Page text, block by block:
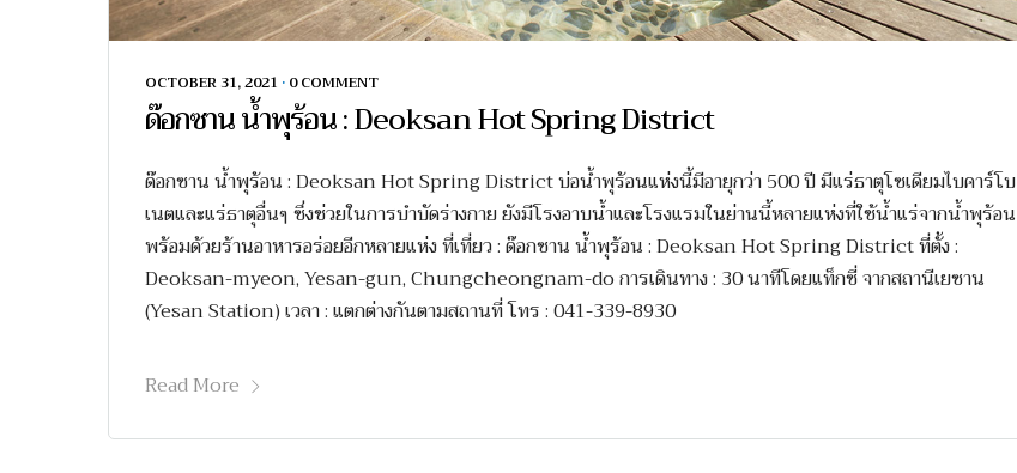
OCTOBER 31, 2021 • 0 COMMENT
ด๊อกซาน น้ำพุร้อน : Deoksan Hot Spring District
ด๊อกซาน น้ำพุร้อน : Deoksan Hot Spring District บ่อน้ำพุร้อนแห่งนี้มีอายุกว่า 500 ปี มีแร่ธาตุโซเดียมไบคาร์โบ
เนตและแร่ธาตุอื่นๆ ซึ่งช่วยในการบำบัดร่างกาย ยังมีโรงอาบน้ำและโรงแรมในย่านนี้หลายแห่งที่ใช้น้ำแร่จากน้ำพุร้อน
พร้อมด้วยร้านอาหารอร่อยอีกหลายแห่ง ที่เที่ยว : ด๊อกซาน น้ำพุร้อน : Deoksan Hot Spring District ที่ตั้ง :
Deoksan-myeon, Yesan-gun, Chungcheongnam-do การเดินทาง : 30 นาทีโดยแท็กซี่ จากสถานีเยซาน
(Yesan Station) เวลา : แตกต่างกันตามสถานที่ โทร : 041-339-8930
Read More